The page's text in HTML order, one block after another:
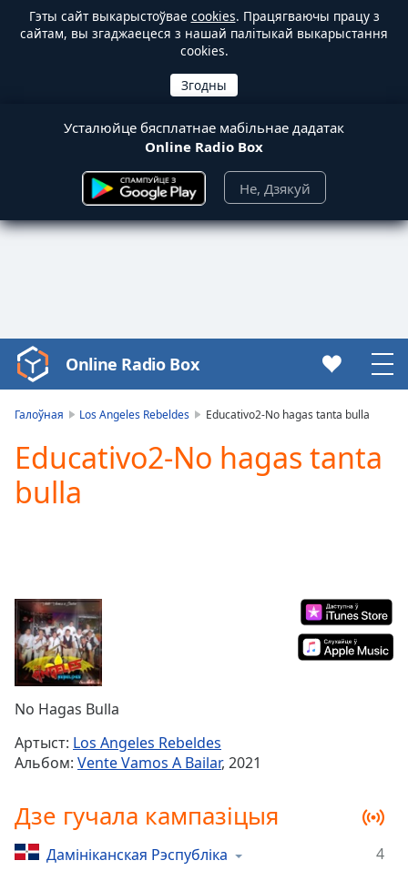
Гэты сайт выкарыстоўвае cookies. Працягваючы працу з
сайтам, вы згаджаецеся з нашай палітыкай выкарыстання
cookies.
Усталюйце бясплатнае мабільнае дадатак
Online Radio Box
Не, Дзякуй
Video
Player
Play
Video
Play
Current
Time0:00
Duration-:-
Loaded:
Stream
TypeLIVE
Seek to
live,
liveLIVE
Remaining
Time-
Online Radio Box
Галоўная Los Angeles Rebeldes Educativo2-No hagas tanta bulla
Educativo2-No hagas tanta
bulla
No Hagas Bulla
Артыст: Los Angeles Rebeldes
Альбом: Vente Vamos A Bailar, 2021
Дзе гучала кампазіцыя
Дамініканская Рэспубліка 4